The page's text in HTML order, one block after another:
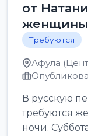
от
женщины
Требуются
Афула
В русскую
требуются
ночи.